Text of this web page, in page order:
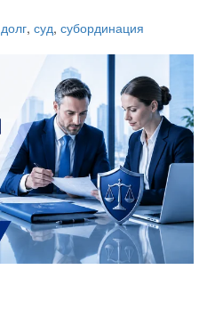
долг, суд, субординация